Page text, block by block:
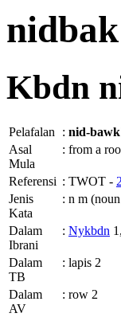
Kbdn
Pelafalan : nid-
Asal
Mula
: from a
Referensi : TWOT -
Jenis
Kata
: n m
Dalam
Ibrani
: Nykbdn 1,
Dalam
TB
: lapis 2
Dalam
AV
: row 2